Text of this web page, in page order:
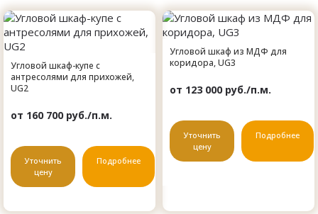
Угловой шкаф-купе с
антресолями для прихожей,
UG2
от 160 700 руб./п.м.
Уточнить
цену
Подробнее
Угловой шкаф из МДФ для
коридора, UG3
от 123 000 руб./п.м.
Уточнить
цену
Подробнее